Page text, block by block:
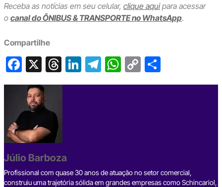
Receba as notícias em seu celular, clique aquipara acessar
o canal do ÔNIBUS & TRANSPORTE no WhatsApp.
Compartilhe
F
a
c
e
b
o
o
k
X T
hr
s
Li
n
T
el
W
h
C
o
S
h
Júlio Barboza
Profissional com quase 30 anos de atuação no setor comercial,
construiu uma trajetória sólida em grandes empresas como Schincariol,